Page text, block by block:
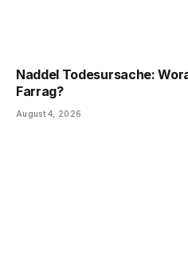
Naddel Todesursache:
Farrag?
August 4, 2026